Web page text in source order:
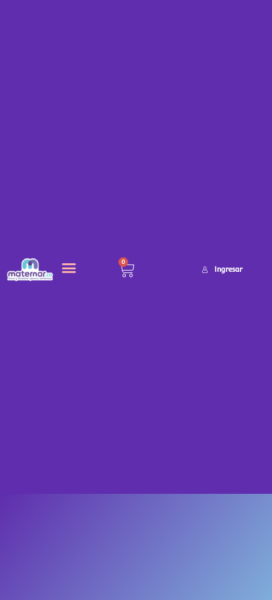
0
Ingresar